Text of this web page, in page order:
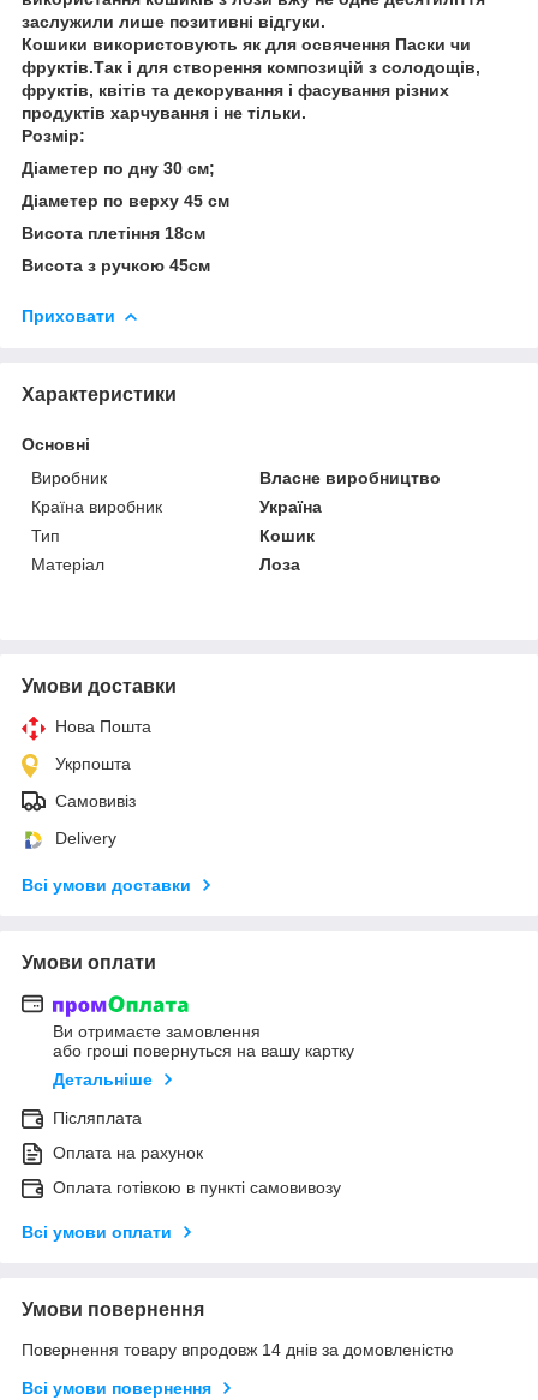
заслужили лише позитивні відгуки.
Кошики використовують як для освячення Паски чи
фруктів.Так і для створення композицій з солодощів,
фруктів, квітів та декорування і фасування різних
продуктів харчування і не тільки.
Розмір:
Діаметер по дну 30 см;
Діаметер по верху 45 см
Висота плетіння 18см
Висота з ручкою 45см
Приховати
Характеристики
Основні
Виробник
Власне виробництво
Країна виробник
Україна
Тип
Кошик
Матеріал
Лоза
Умови доставки
Нова Пошта
Укрпошта
Самовивіз
Delivery
Всі умови доставки
Умови оплати
Ви отримаєте замовлення
або гроші повернуться на вашу картку
Детальніше
Післяплата
Оплата на рахунок
Оплата готівкою в пункті самовивозу
Всі умови оплати
Умови повернення
Повернення товару впродовж 14 днів за домовленістю
Всі умови повернення